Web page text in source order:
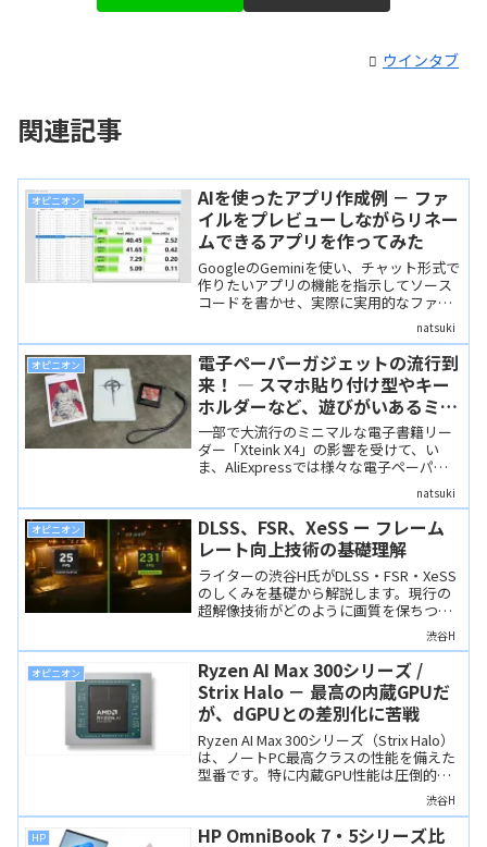
ウインタブ
関連記事
オピニオン
AIを使ったアプリ作成例 － ファ
イルをプレビューしながらリネー
ムできるアプリを作ってみた
GoogleのGeminiを使い、チャット形式で
作りたいアプリの機能を指示してソース
コードを書かせ、実際に実用的なファイ
ルのリネームアプリを作成した体験記事
です。AIの登場により、プログラミング
の素人でもこのようなアプリが作れると
いう事例であり、また、実際にアプリを
作成してみることで、様々な面で現在の
AIの限界も体感できます。
natsuki
オピニオン
電子ペーパーガジェットの流行到
来！ ― スマホ貼り付け型やキー
ホルダーなど、遊びがいあるミニ
ガジェットが次々登場
一部で大流行のミニマルな電子書籍リー
ダー「Xteink X4」の影響を受けて、い
ま、AliExpressでは様々な電子ペーパー
ガジェットが次々と発売されています。
いずれもギークながら、ガジェット好き
にはたまらない製品ばかりです。
natsuki
オピニオン
DLSS、FSR、XeSS ー フレーム
レート向上技術の基礎理解
ライターの渋谷H氏がDLSS・FSR・XeSS
のしくみを基礎から解説します。現行の
超解像技術がどのように画質を保ちつつ
フレームレートを向上させるのか、その
渋谷H
オピニオン
Ryzen AI Max 300シリーズ /
Strix Halo － 最高の内蔵GPUだ
が、dGPUとの差別化に苦戦
Ryzen AI Max 300シリーズ（Strix Halo）
は、ノートPC最高クラスの性能を備えた
型番です。特に内蔵GPU性能は圧倒的。
しかし、電力効率やAI性能では課題も残
り、「これが決定打」とまでは言い切れ
ない印象もあります。
渋谷H
HP
HP OmniBook 7・5シリーズ比